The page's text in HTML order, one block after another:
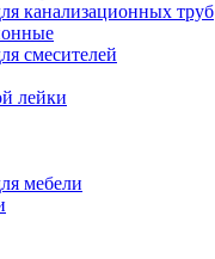
канализационных труб
смесителей
лейки
мебели